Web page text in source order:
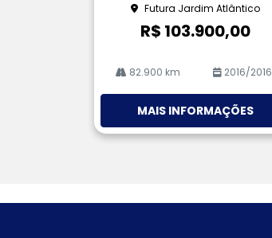
Futura Jardim Atlântico
R$ 103.900,00
82.900 km 2016/2016
MAIS INFORMAÇÕES